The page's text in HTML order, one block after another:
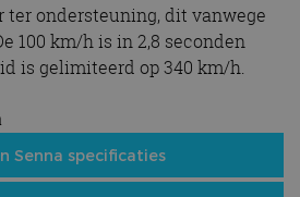
ter ondersteuning, dit vanwege
100 km/h is in 2,8 seconden
is gelimiteerd op 340 km/h.
Senna specificaties